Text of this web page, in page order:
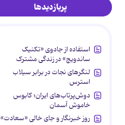
پربازدیدها
استفاده از جادوی «تکنیک
ساندویچ» در زندگی مشترک
لنگرهای نجات در برابر سیلاب
استرس
دوش‌پرتاب‌های ایران؛ کابوس
خاموش آسمان
روز خبرنگار و جای خالی «سعادت»